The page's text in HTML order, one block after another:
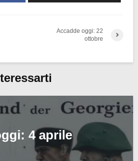
Accadde oggi: 22
ottobre
4 aprile